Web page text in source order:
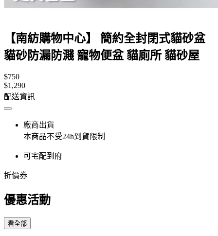
【南紡購物中心】 簡約全封閉式貓砂盆
貓砂防漏防濺 寵物便盆 貓廁所 貓砂屋
$750
$1,290
配送資訊
廠商出貨
本商品不受24h到貨限制
可宅配到府
折價券
優惠活動
看全部